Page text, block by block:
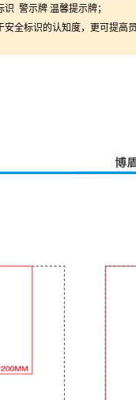
警示牌 温馨提示牌；
全标识的认知度，更可提高